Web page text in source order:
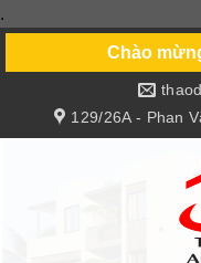
.
content
Chào
129/26A - Phan